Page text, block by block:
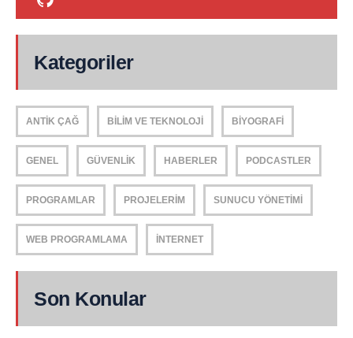
Kategoriler
ANTIK ÇAĞ BILIM VE TEKNOLOJI BIYOGRAFI
GENEL GÜVENLIK HABERLER PODCASTLER
PROGRAMLAR PROJELERIM SUNUCU YÖNETIMI
WEB PROGRAMLAMA İNTERNET
Son Konular